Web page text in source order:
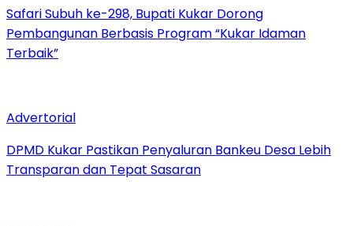
Safari Subuh ke-298, Bupati Kukar Dorong
Pembangunan Berbasis Program “Kukar Idaman
Terbaik”
Advertorial
DPMD Kukar Pastikan Penyaluran Bankeu Desa Lebih
Transparan dan Tepat Sasaran